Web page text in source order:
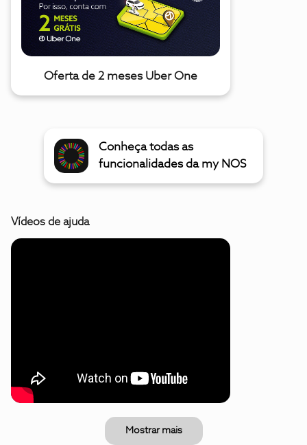
Oferta de 2 meses Uber One
Conheça todas as
funcionalidades da my NOS
Vídeos de ajuda
Mostrar mais